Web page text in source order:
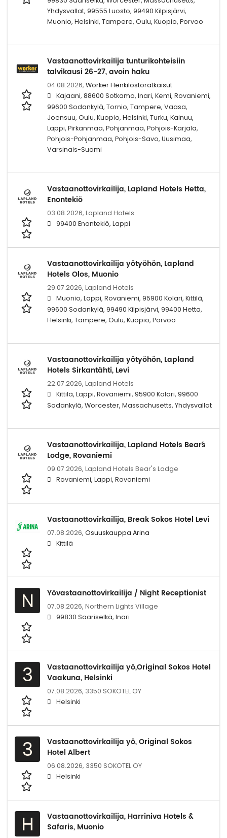
Yhdysvallat, 99555 Luosto, 99490 Kilpisjärvi,
Muonio, Helsinki, Tampere, Oulu, Kuopio, Porvoo
Vastaanottovirkailija tunturikohteisiin
talvikausi 26-27, avoin haku
04.08.2026, Worker Henkilöstöratkaisut
Kajaani, 88600 Sotkamo, Inari, Kemi, Rovaniemi,
99600 Sodankylä, Tornio, Tampere, Vaasa,
Joensuu, Oulu, Kuopio, Helsinki, Turku, Kainuu,
Lappi, Pirkanmaa, Pohjanmaa, Pohjois-Karjala,
Pohjois-Pohjanmaa, Pohjois-Savo, Uusimaa,
Varsinais-Suomi
Vastaanottovirkailija, Lapland Hotels Hetta,
Enontekiö
03.08.2026, Lapland Hotels
99400 Enontekiö, Lappi
Vastaanottovirkailija yötyöhön, Lapland
Hotels Olos, Muonio
29.07.2026, Lapland Hotels
Muonio, Lappi, Rovaniemi, 95900 Kolari, Kittilä,
99600 Sodankylä, 99490 Kilpisjärvi, 99400 Hetta,
Helsinki, Tampere, Oulu, Kuopio, Porvoo
Vastaanottovirkailija yötyöhön, Lapland
Hotels Sirkantähti, Levi
22.07.2026, Lapland Hotels
Kittilä, Lappi, Rovaniemi, 95900 Kolari, 99600
Sodankylä, Worcester, Massachusetts, Yhdysvallat
Vastaanottovirkailija, Lapland Hotels Bear´s
Lodge, Rovaniemi
09.07.2026, Lapland Hotels Bear's Lodge
Rovaniemi, Lappi, Rovaniemi
Vastaanottovirkailija, Break Sokos Hotel Levi
07.08.2026, Osuuskauppa Arina
Kittilä
N Yövastaanottovirkailija / Night Receptionist
07.08.2026, Northern Lights Village
99830 Saariselkä, Inari
3
Vastaanottovirkailija yö,Original Sokos Hotel
Vaakuna, Helsinki
07.08.2026, 3350 SOKOTEL OY
Helsinki
3
Vastaanottovirkailija yö, Original Sokos
Hotel Albert
06.08.2026, 3350 SOKOTEL OY
Helsinki
H
Vastaanottovirkailija, Harriniva Hotels &
Safaris, Muonio